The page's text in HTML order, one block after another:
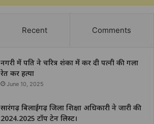
Recent Comments
नगरी में पति ने चरित्र शंका में कर दी पत्नी की गला
रेत कर हत्या
June 10, 2025
सारंगढ़ बिलाईगढ़ जिला शिक्षा अधिकारी ने जारी की
2024.2025 टॉप टेन लिस्ट।